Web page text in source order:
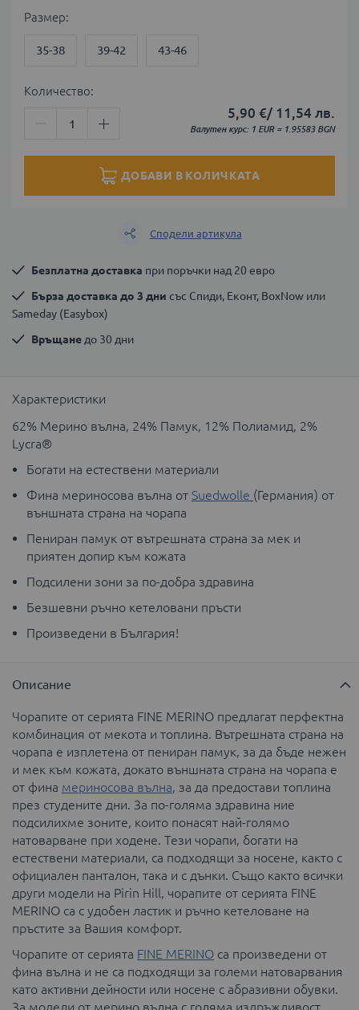
Размер
35-38 39-42 43-46
5,90 €/ 11,54 лв.
Валутен курс: 1 EUR = 1.95583 BGN
Количество:
ДОБАВИ В КОЛИЧКАТА
Сподели артикула
Безплатна доставка при поръчки над 20 евро
Бърза доставка до 3 дни със Спиди, Еконт, BoxNow или
Sameday (Easybox)
Връщане до 30 дни
Характеристики
62% Мерино вълна, 24% Памук, 12% Полиамид, 2%
Lycra®
Богати на естествени материали
Фина мериносова вълна от Suedwolle (Германия) от
външната страна на чорапа
Пениран памук от вътрешната страна за мек и
приятен допир към кожата
Подсилени зони за по-добра здравина
Безшевни ръчно кетеловaни пръсти
Произведени в България!
Описание
Чорапите от серията FINE MERINO предлагат перфектна
комбинация от мекота и топлина. Вътрешната страна на
чорапа е изплетена от пениран памук, за да бъде нежен
и мек към кожата, докато външната страна на чорапа е
от фина мериносова вълна, за да предостави топлина
през студените дни. За по-голяма здравина ние
подсилихме зоните, които понасят най-голямо
натоварване при ходене. Тези чорапи, богати на
естествени материали, са подходящи за носене, както с
официален панталон, така и с дънки. Също както всички
други модели на Pirin Hill, чорапите от серията FINE
MERINO са с удобен ластик и ръчно кетеловане на
пръстите за Вашия комфорт.
Чорапите от серията FINE MERINO са произведени от
фина вълна и не са подходящи за големи натоварвания
като активни дейности или носене с абразивни обувки.
За модели от мерино вълна с голяма издръжливост